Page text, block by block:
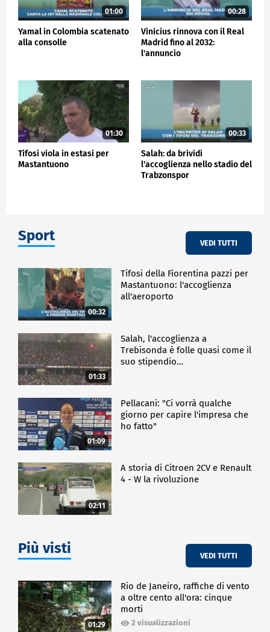
01:00
Yamal in Colombia scatenato
alla consolle
00:28
Vinicius rinnova con il Real
Madrid fino al 2032:
l'annuncio
01:30
Tifosi viola in estasi per
Mastantuono
00:33
Salah: da brividi
l'accoglienza nello stadio del
Trabzonspor
Sport VEDI TUTTI
00:32
Tifosi della Fiorentina pazzi per
Mastantuono: l'accoglienza
all'aeroporto
01:33
Salah, l'accoglienza a
Trebisonda è folle quasi come il
suo stipendio…
01:09
Pellacani: "Ci vorrà qualche
giorno per capire l'impresa che
ho fatto"
02:11
A storia di Citroen 2CV e Renault
4 - W la rivoluzione
Più visti VEDI TUTTI
01:29
Rio de Janeiro, raffiche di vento
a oltre cento all'ora: cinque
morti
2 visualizzazioni